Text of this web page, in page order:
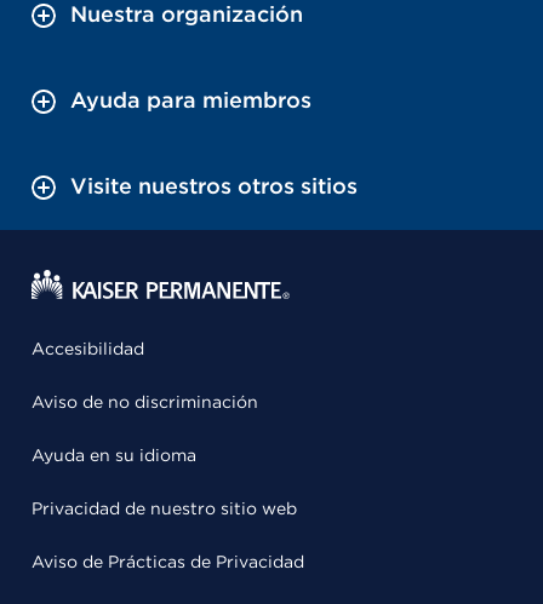
Nuestra organización
Ayuda para miembros
Visite nuestros otros sitios
Accesibilidad
Aviso de no discriminación
Ayuda en su idioma
Privacidad de nuestro sitio web
Aviso de Prácticas de Privacidad